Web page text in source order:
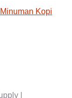
Kopi
|